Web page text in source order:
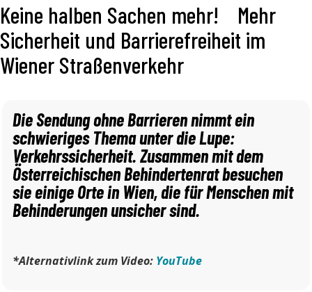
Keine halben Sachen mehr! Mehr
Sicherheit und Barrierefreiheit im
Wiener Straßenverkehr
Die Sendung ohne Barrieren nimmt ein
schwieriges Thema unter die Lupe:
Verkehrssicherheit. Zusammen mit dem
Österreichischen Behindertenrat besuchen
sie einige Orte in Wien, die für Menschen mit
Behinderungen unsicher sind.
*Alternativlink zum Video: YouTube